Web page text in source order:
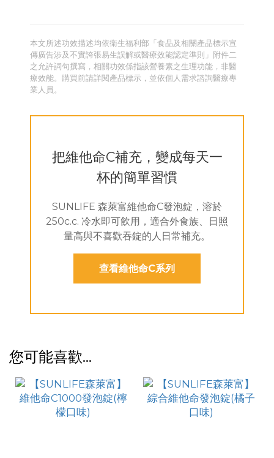
本文所述功效描述均依衛生福利部「食品及相關產品標示宣
傳廣告涉及不實誇張易生誤解或醫療效能認定準則」附件二
之允許詞句撰寫，相關功效係指該營養素之生理功能，非醫
療效能。購買前請詳閱產品標示，並依個人需求諮詢醫療專
業人員。
把維他命C補充，變成每天一
杯的簡單習慣
SUNLIFE 森萊富維他命C發泡錠，溶於
250c.c. 冷水即可飲用，適合外食族、日照
量高與不喜歡吞錠的人日常補充。
查看維他命C系列
您可能喜歡...